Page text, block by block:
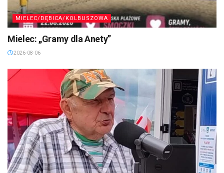
MIELEC/DĘBICA/KOLBUSZOWA
Mielec: „Gramy dla Anety”
2026-08-06